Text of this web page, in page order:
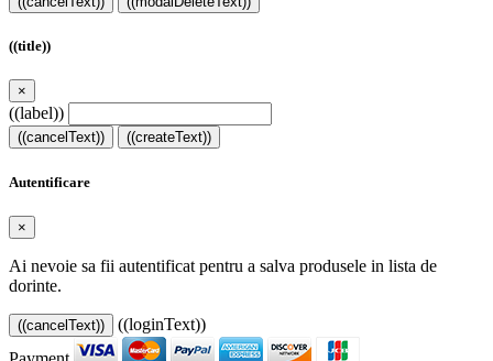
((title))
×
((label))
((cancelText)) ((createText))
Autentificare
×
Ai nevoie sa fii autentificat pentru a salva produsele in lista de
dorinte.
((cancelText))
((loginText))